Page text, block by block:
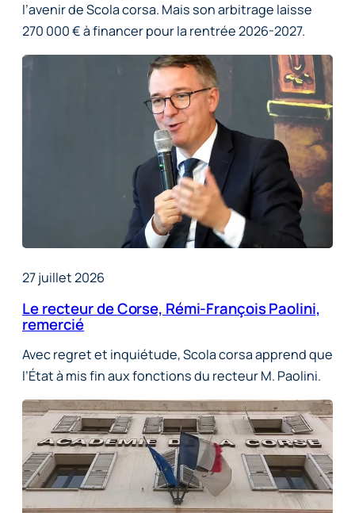
l’avenir de Scola corsa. Mais son arbitrage laisse
270 000 € à financer pour la rentrée 2026-2027.
27 juillet 2026
Le recteur de Corse, Rémi-François Paolini,
remercié
Avec regret et inquiétude, Scola corsa apprend que
l’État à mis fin aux fonctions du recteur M. Paolini.